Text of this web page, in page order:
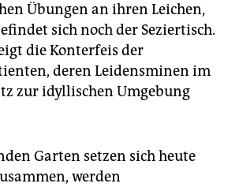
Übungen an ihren Leichen,
sich noch der Seziertisch.
die Konterfeis der
deren Leidensminen im
zur idyllischen Umgebung
Garten setzen sich heute
werden